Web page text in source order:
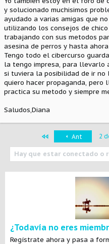
y solucionado muchisimos
ayudado a varias amigas que
utilizando los consejos de
trabajando con sus metodos
asesina de perros y hasta
Tengo todo el cibercurso
la tengo impresa, para llevarlo
si tuviera la posibilidad de ir no
quiero hacer propaganda, pero
practica su metodo y siempre
Saludos,Diana
Primero Ant 2
Hay que estar conectado o
¿Todavía no eres
Regístrate ahora y pasa a